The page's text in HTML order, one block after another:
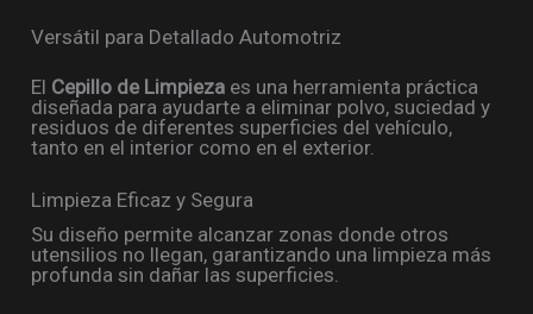
Versátil para Detallado Automotriz
El Cepillo de Limpieza es una herramienta práctica
diseñada para ayudarte a eliminar polvo, suciedad y
residuos de diferentes superficies del vehículo,
tanto en el interior como en el exterior.
Limpieza Eficaz y Segura
Su diseño permite alcanzar zonas donde otros
utensilios no llegan, garantizando una limpieza más
profunda sin dañar las superficies.